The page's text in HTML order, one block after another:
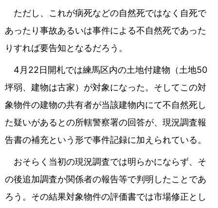
ただし、これが病死などの自然死ではなく自死で
あったり事故あるいは事件による不自然死であった
りすれば要告知となるだろう。
4月22日開札では練馬区内の土地付建物（土地50
坪弱、建物は古家）が対象になった。そしてこの対
象物件の建物の共有者が当該建物内にて不自然死し
た疑いがあるとの所轄警察署の回答が、現況調査報
告書の補充という形で事件記録に加えられている。
おそらく当初の現況調査では明らかにならず、そ
の後追加調査か関係者の報告等で判明したことであ
ろう。その結果対象物件の評価書では市場修正とし